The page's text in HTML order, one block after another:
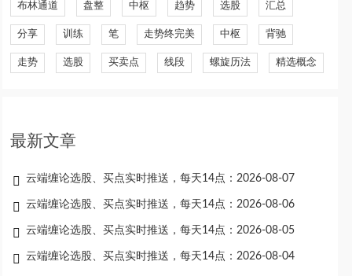
布林通道 盘整 中枢 趋势 选股 汇总
分享 训练 笔 走势终完美 中枢 背驰
走势 选股 买卖点 线段 螺旋历法 精选概念
最新文章
云端缠论选股、买点实时推送，每天14点：2026-08-07
云端缠论选股、买点实时推送，每天14点：2026-08-06
云端缠论选股、买点实时推送，每天14点：2026-08-05
云端缠论选股、买点实时推送，每天14点：2026-08-04